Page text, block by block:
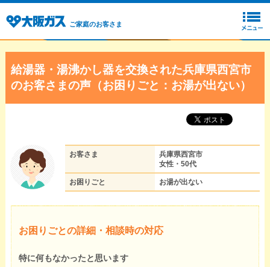
ご家庭のお客さま
給湯器・湯沸かし器を交換された兵庫県西宮市
のお客さまの声（お困りごと：お湯が出ない）
お客さま
兵庫県西宮市
女性・50代
お困りごと お湯が出ない
お困りごとの詳細・相談時の対応
特に何もなかったと思います